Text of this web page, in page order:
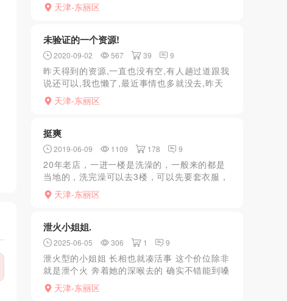
实柔软，可接吻。跟老师聊天态度好，床上花
天津-东丽区
未验证的一个资源!
2020-09-02 567 39 9
昨天得到的资源,一直也没有空,有人趟过道跟我
说还可以,我也懒了,最近事情也多就没去,昨天
简单聊了下,400全套一次,600两次,我觉得性价
比各方面的还算可以的!
天津-东丽区
挺爽
2019-06-09 1109 178 9
20年老店，一进一楼是洗澡的，一般来的都是
当地的，洗完澡可以去3楼，可以先要套衣服，
老板当地比较有实力，这么多年了没听说过这
个家店出过事。一般消费300多块钱，质量还可
天津-东丽区
泄火小姐姐.
2025-06-05 306 1 9
泄火型的小姐姐 长相也就凑活事 这个价位除非
就是泄个火 奔着她的深喉去的 确实不错能到嗓
子 有喜欢这个类型的可以试试 换点分 好找别
的小姐姐
天津-东丽区